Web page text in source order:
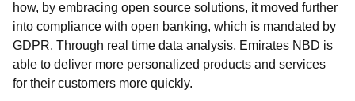
how, by embracing open source solutions, it moved further
into compliance with open banking, which is mandated by
GDPR. Through real time data analysis, Emirates NBD is
able to deliver more personalized products and services
for their customers more quickly.